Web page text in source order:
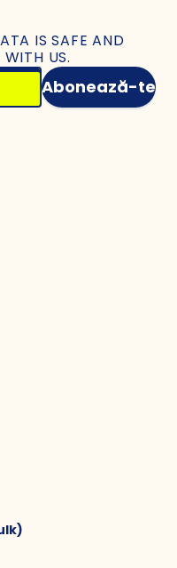
IS SAFE AND
WITH US.
Abonează-te